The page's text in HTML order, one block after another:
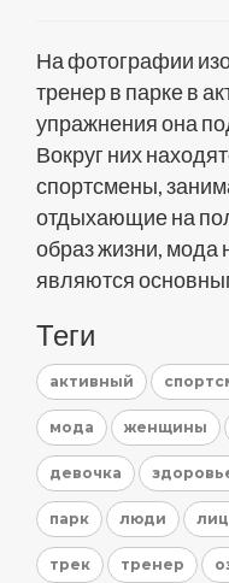
На фотографии
тренер в парке в
упражнения она
Вокруг них
спортсмены,
отдыхающие на
образ жизни, мода
являются
Теги
активный
мода женщины
девочка
парк люди
трек тренер